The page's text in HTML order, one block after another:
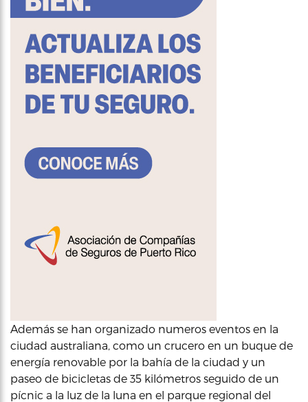
Además se han organizado numeros eventos en la
ciudad australiana, como un crucero en un buque de
energía renovable por la bahía de la ciudad y un
paseo de bicicletas de 35 kilómetros seguido de un
pícnic a la luz de la luna en el parque regional del